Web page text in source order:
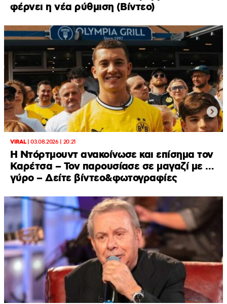
φέρνει η νέα ρύθμιση (Βίντεο)
VIRAL|03.08.2026 | 20:21
Η Ντόρτμουντ ανακοίνωσε και επίσημα τον
Καρέτσα – Τον παρουσίασε σε μαγαζί με …
γύρο – Δείτε βίντεο&φωτογραφίες